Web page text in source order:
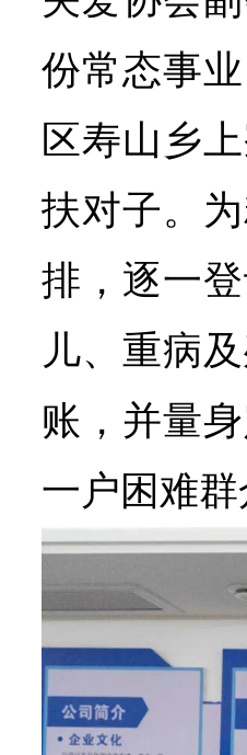
份常态事
区寿山乡
扶对子。
排，逐一
儿、重病
账，并量
一户困难群